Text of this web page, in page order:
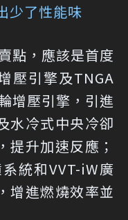
少了性能味
點，應該是首度
壓引擎及TNGA
增壓引擎，引進
水冷式中央冷卻
提升加速反應；
統和VVT-iW廣
增進燃燒效率並